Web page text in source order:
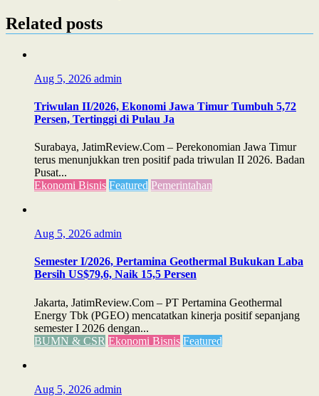
Related posts
Aug 5, 2026 admin
Triwulan II/2026, Ekonomi Jawa Timur Tumbuh 5,72
Persen, Tertinggi di Pulau Ja
Surabaya, JatimReview.Com – Perekonomian Jawa Timur
terus menunjukkan tren positif pada triwulan II 2026. Badan
Pusat...
Ekonomi Bisnis Featured Pemerintahan
Aug 5, 2026 admin
Semester I/2026, Pertamina Geothermal Bukukan Laba
Bersih US$79,6, Naik 15,5 Persen
Jakarta, JatimReview.Com – PT Pertamina Geothermal
Energy Tbk (PGEO) mencatatkan kinerja positif sepanjang
semester I 2026 dengan...
BUMN & CSR Ekonomi Bisnis Featured
Aug 5, 2026 admin